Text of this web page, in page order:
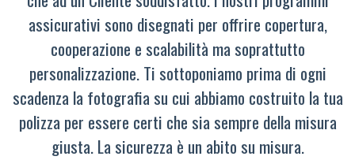
assicurativi sono disegnati per offrire copertura,
cooperazione e scalabilità ma soprattutto
personalizzazione. Ti sottoponiamo prima di ogni
scadenza la fotografia su cui abbiamo costruito la tua
polizza per essere certi che sia sempre della misura
giusta. La sicurezza è un abito su misura.